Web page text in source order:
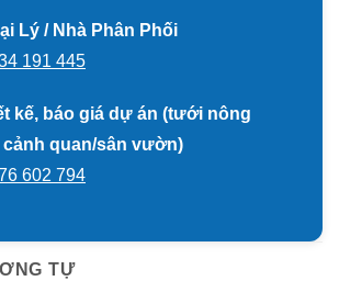
Lý / Nhà Phân Phối
191 445
kế, báo giá dự án (tưới nông
quan/sân vườn)
602 794
TỰ